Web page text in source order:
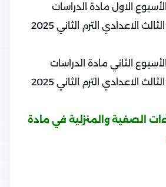
الاول مادة الدراسات
الاجتماعية للصف الثالث الاعدادي الترم الثاني 2025
الثاني مادة الدراسات
الاجتماعية للصف الثالث الاعدادي الترم الثاني 2025
الصفية والمنزلية في مادة